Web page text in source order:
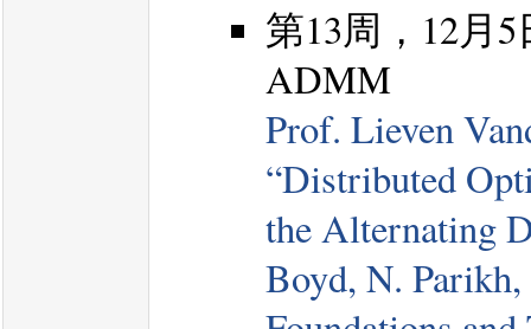
第13周，12月5
ADMM
Prof. Lieven
“Distributed
the Alternating
Boyd, N. Parikh,